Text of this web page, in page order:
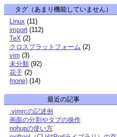
タグ（あまり機能していません）
Linux (11)
import (112)
TeX (2)
クロスプラットフォーム (2)
vim (3)
未分類 (92)
花子 (2)
(none) (14)
最近の記事
.vimrcの記述例
画面の分割やタブの操作
nohupの使い方